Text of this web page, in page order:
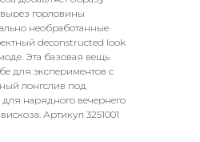
горловины
необработанные
deconstructed look
Эта базовая вещь
для экспериментов с
лонгслив под
нарядного вечернего
Артикул 3251001